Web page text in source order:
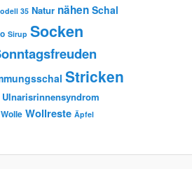
35 Natur nähen Schal
Sirup Socken
Stricken
Ulnarisrinnensyndrom
Wolle Wollreste Äpfel